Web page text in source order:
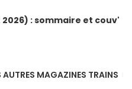
2026) : sommaire et couv'
AUTRES MAGAZINES TRAINS